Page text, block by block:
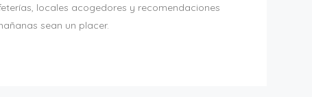
locales acogedores y recomendaciones
sean un placer.